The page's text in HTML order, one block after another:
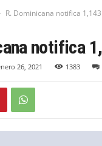
R. Dominicana notifica
notifica
26, 2021 1383